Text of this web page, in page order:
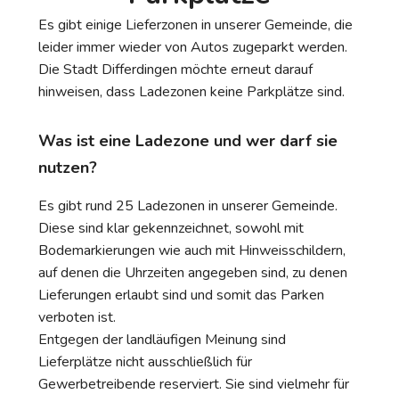
Es gibt einige Lieferzonen in unserer Gemeinde, die
leider immer wieder von Autos zugeparkt werden.
Die Stadt Differdingen möchte erneut darauf
hinweisen, dass Ladezonen keine Parkplätze sind.
Was ist eine Ladezone und wer darf sie
nutzen?
Es gibt rund 25 Ladezonen in unserer Gemeinde.
Diese sind klar gekennzeichnet, sowohl mit
Bodemarkierungen wie auch mit Hinweisschildern,
auf denen die Uhrzeiten angegeben sind, zu denen
Lieferungen erlaubt sind und somit das Parken
verboten ist.
Entgegen der landläufigen Meinung sind
Lieferplätze nicht ausschließlich für
Gewerbetreibende reserviert. Sie sind vielmehr für